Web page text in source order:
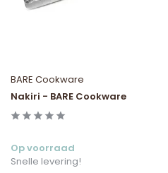
BARE Cookware
Nakiri - BARE Cookware
Op voorraad
Snelle levering!